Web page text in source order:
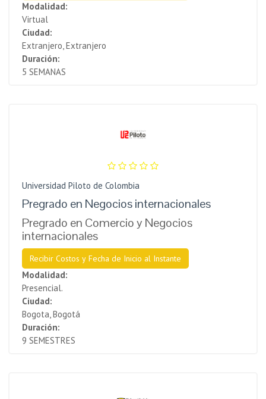
Modalidad:
Virtual
Ciudad:
Extranjero, Extranjero
Duración:
5 SEMANAS
Universidad Piloto de Colombia
Pregrado en Negocios internacionales
Pregrado en Comercio y Negocios
internacionales
Recibir Costos y Fecha de Inicio al Instante
Modalidad:
Presencial.
Ciudad:
Bogota, Bogotá
Duración:
9 SEMESTRES